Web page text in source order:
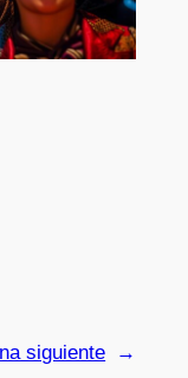
siguiente →